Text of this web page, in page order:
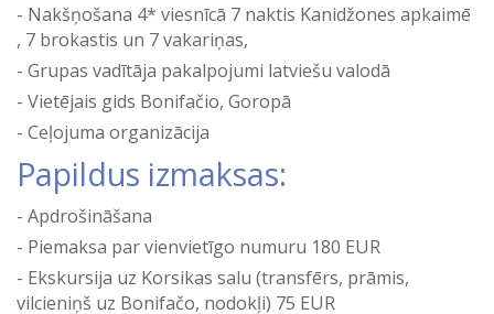
Nakšņošana 4* viesnīcā 7 naktis Kanidžones apkaimē
, 7 brokastis un 7 vakariņas,
Grupas vadītāja pakalpojumi latviešu valodā
Vietējais gids Bonifačio, Goropā
Ceļojuma organizācija
Papildus izmaksas:
Apdrošināšana
Piemaksa par vienvietīgo numuru 180 EUR
Ekskursija uz Korsikas salu (transfērs, prāmis,
vilcieniņš uz Bonifačo, nodokļi) 75 EUR